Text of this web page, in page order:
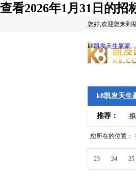
查看2026年1月31日的招
您好,欢迎您来到
k8凯发天生赢家
k8凯发天生
推荐：
您所在的位置：
23 24 25